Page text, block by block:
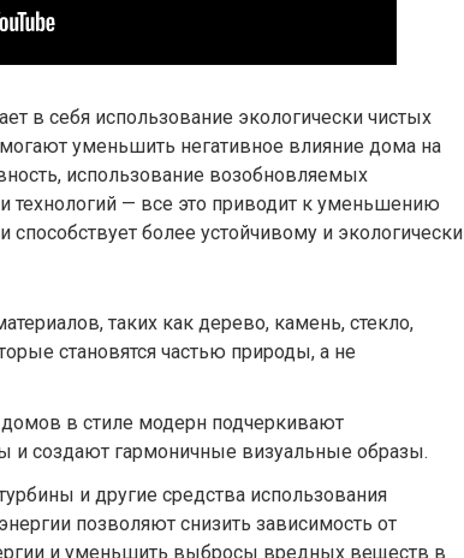
в себя использование экологически чистых
уменьшить негативное влияние дома на
использование возобновляемых
технологий — все это приводит к уменьшению
способствует более устойчивому и экологически
таких как дерево, камень, стекло,
становятся частью природы, а не
в стиле модерн подчеркивают
и создают гармоничные визуальные образы.
и другие средства использования
позволяют снизить зависимость от
и уменьшить выбросы вредных веществ в